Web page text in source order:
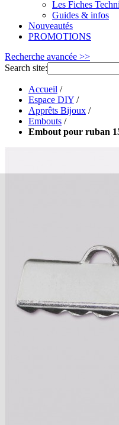
Les Fiches
Guides & infos
Nouveautés
PROMOTIONS
Recherche avancée >>
Search site:
Accueil /
Espace DIY /
Apprêts Bijoux /
Embouts /
Embout pour ruban